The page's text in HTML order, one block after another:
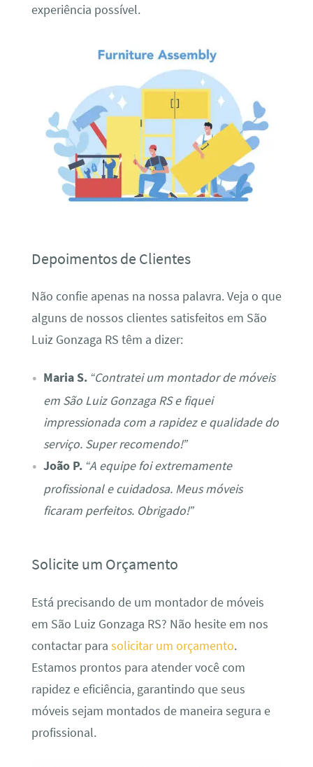
experiência possível.
Depoimentos de Clientes
Não confie apenas na nossa palavra. Veja o que
alguns de nossos clientes satisfeitos em São
Luiz Gonzaga RS têm a dizer:
Maria S. “Contratei um montador de móveis
em São Luiz Gonzaga RS e fiquei
impressionada com a rapidez e qualidade do
serviço. Super recomendo!”
João P. “A equipe foi extremamente
profissional e cuidadosa. Meus móveis
ficaram perfeitos. Obrigado!”
Solicite um Orçamento
Está precisando de um montador de móveis
em São Luiz Gonzaga RS? Não hesite em nos
contactar para solicitar um orçamento.
Estamos prontos para atender você com
rapidez e eficiência, garantindo que seus
móveis sejam montados de maneira segura e
profissional.